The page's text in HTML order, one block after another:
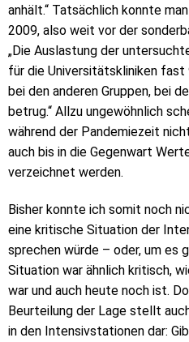
anhält.“ Tatsächlich konnte
2009, also weit vor der
„Die Auslastung der
für die Universitätskliniken fast
bei den anderen Gruppen, bei
betrug.“ Allzu ungewöhnlich
während der Pandemiezeit
auch bis in die Gegenwart
verzeichnet werden.
Bisher konnte ich somit noch
eine kritische Situation der
sprechen würde – oder, um es
Situation war ähnlich kritisch,
war und auch heute noch ist.
Beurteilung der Lage stellt
in den Intensivstationen dar: